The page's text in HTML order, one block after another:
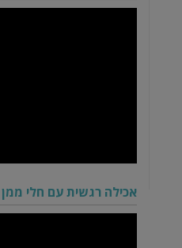
אכילה רגשית עם חלי ממן